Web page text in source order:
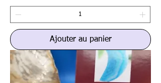
Ajouter au panier